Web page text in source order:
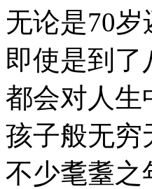
无论是70岁
即使是到了
都会对人生
孩子般无穷
不少耄耋之